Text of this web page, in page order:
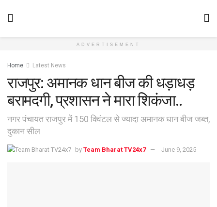
ADVERTISEMENT
Home Latest News
राजपुर: अमानक धान बीज की धड़ाधड़
बरामदगी, प्रशासन ने मारा शिकंजा..
नगर पंचायत राजपुर में 150 क्विंटल से ज्यादा अमानक धान बीज जब्त,
दुकान सील
by Team Bharat TV24x7 June 9, 2025